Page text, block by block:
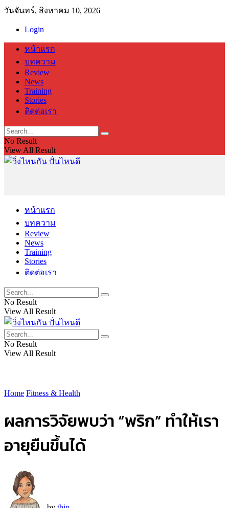
วันจันทร์, สิงหาคม 10, 2026
Login
หน้าแรก
บทความ
Review
News
Training
Stories
ติดต่อเรา
No Result
View All Result
หน้าแรก
บทความ
Review
News
Training
Stories
ติดต่อเรา
No Result
View All Result
No Result
View All Result
Home Fitness & Health
ผลการวิจัยพบว่า “พริก” ทำให้เรา
อายุยืนขึ้นได้